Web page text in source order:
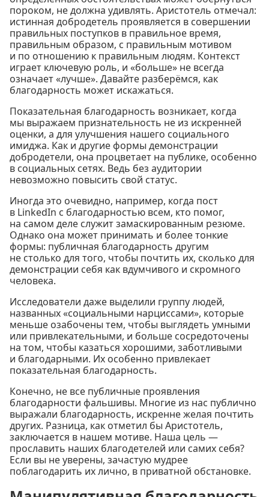
пороком, не должна удивлять. Аристотель отмечал:
истинная добродетель проявляется в совершении
правильных поступков в правильное время,
правильным образом, с правильным мотивом
и по отношению к правильным людям. Контекст
играет ключевую роль, и «больше» не всегда
означает «лучше». Давайте разберёмся, как
благодарность может искажаться.
Показательная благодарность возникает, когда
мы выражаем признательность не из искренней
оценки, а для улучшения нашего социального
имиджа. Как и другие формы демонстрации
добродетели, она процветает на публике, особенно
в социальных сетях. Ведь без аудитории
невозможно повысить свой статус.
Иногда это очевидно, например, когда пост
в LinkedIn с благодарностью всем, кто помог,
на самом деле служит замаскированным резюме.
Однако она может принимать и более тонкие
формы: публичная благодарность другим
не столько для того, чтобы почтить их, сколько для
демонстрации себя как вдумчивого и скромного
человека.
Исследователи даже выделили группу людей,
названных «социальными нарциссами», которые
меньше озабочены тем, чтобы выглядеть умными
или привлекательными, и больше сосредоточены
на том, чтобы казаться хорошими, заботливыми
и благодарными. Их особенно привлекает
показательная благодарность.
Конечно, не все публичные проявления
благодарности фальшивы. Многие из нас публично
выражали благодарность, искренне желая почтить
других. Разница, как отметил бы Аристотель,
заключается в нашем мотиве. Наша цель —
прославить наших благодетелей или самих себя?
Если вы не уверены, зачастую мудрее
поблагодарить их лично, в приватной обстановке.